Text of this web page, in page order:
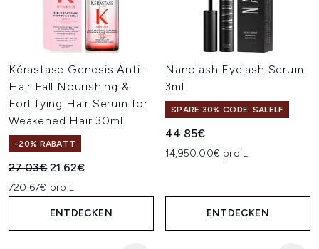
Kérastase Genesis Anti-
Hair Fall Nourishing &
Fortifying Hair Serum for
Weakened Hair 30ml
-20% RABATT
Unverbindliche Preisempfehlung:
27.03€Aktueller Preis:
21.62€
720.67€ pro L
ENTDECKEN
Nanolash Eyelash Serum
3ml
SPARE 30% CODE: SALELF
44.85€
14,950.00€ pro L
ENTDECKEN